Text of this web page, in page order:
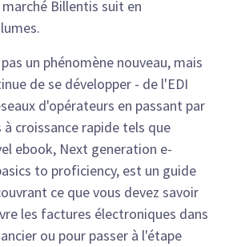
Billentis suit en
un phénomène nouveau, mais
de se développer - de l'EDI
d'opérateurs en passant par
croissance rapide tels que
ebook, Next generation e-
to proficiency, est un guide
ce que vous devez savoir
les factures électroniques dans
ou pour passer à l'étape